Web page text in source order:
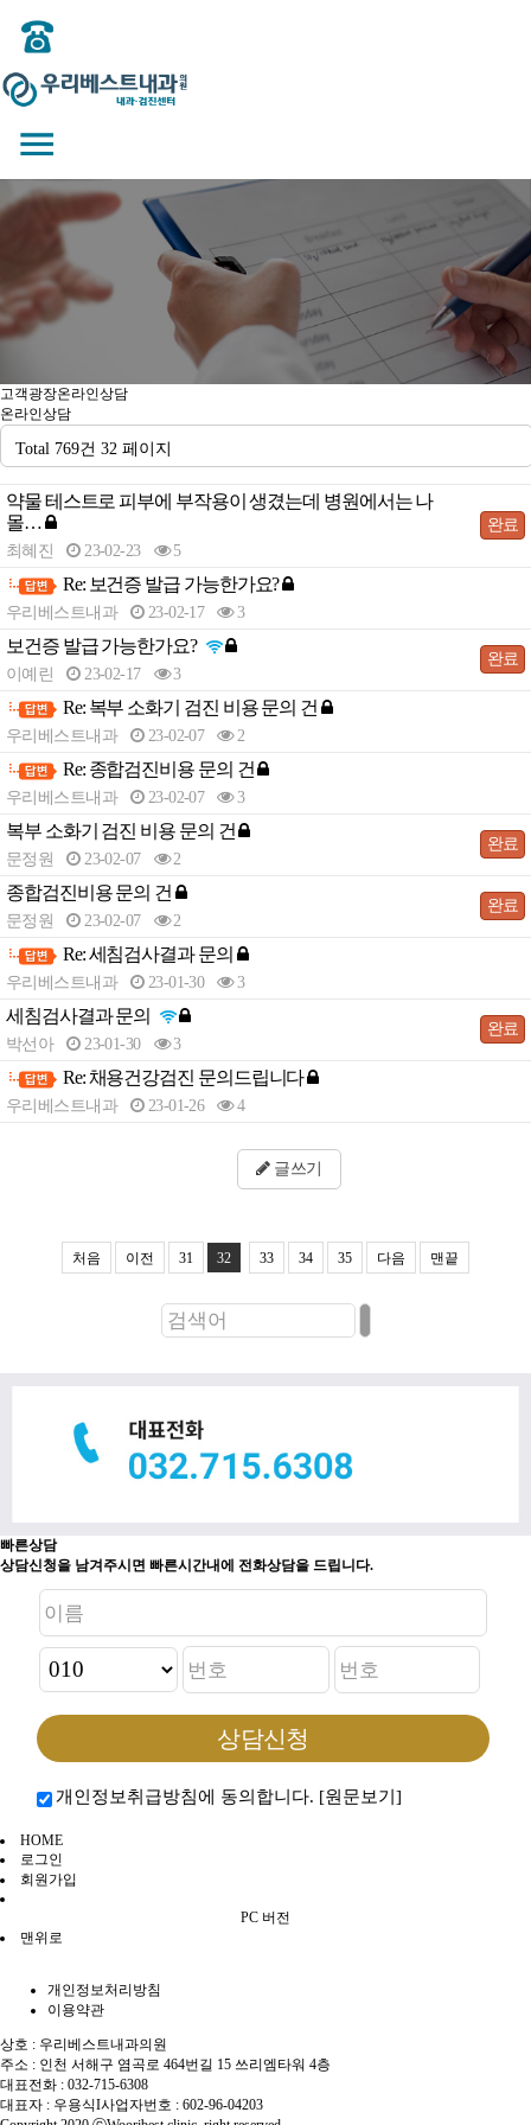
고객광장온라인상담
온라인상담
Total 769건 32 페이지
약물 테스트로 피부에 부작용이 생겼는데 병원에서는 나
몰…
최혜진 23-02-23 5
완료
Re: 보건증 발급 가능한가요?
우리베스트내과 23-02-17 3
보건증 발급 가능한가요?
이예린 23-02-17 3
완료
Re: 복부 소화기 검진 비용 문의 건
우리베스트내과 23-02-07 2
Re: 종합검진비용 문의 건
우리베스트내과 23-02-07 3
복부 소화기 검진 비용 문의 건
문정원 23-02-07 2
완료
종합검진비용 문의 건
문정원 23-02-07 2
완료
Re: 세침검사결과 문의
우리베스트내과 23-01-30 3
세침검사결과 문의
박선아 23-01-30 3
완료
Re: 채용건강검진 문의드립니다
우리베스트내과 23-01-26 4
글쓰기
처음 이전 31 32 33 34 35 다음 맨끝
빠른상담
상담신청을 남겨주시면 빠른시간내에 전화상담을 드립니다.
개인정보취급방침에 동의합니다. [원문보기]
HOME
로그인
회원가입
PC 버전
맨위로
개인정보처리방침
이용약관
상호 : 우리베스트내과의원
주소 : 인천 서해구 염곡로 464번길 15 쓰리엠타워 4층
대표전화 : 032-715-6308
대표자 : 우용식I사업자번호 : 602-96-04203